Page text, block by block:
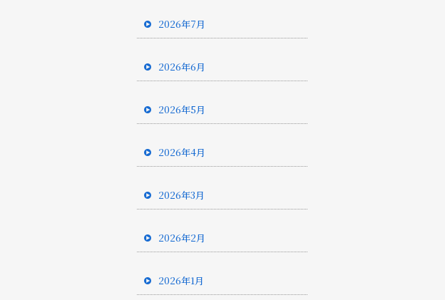
2026年7月
2026年6月
2026年5月
2026年4月
2026年3月
2026年2月
2026年1月